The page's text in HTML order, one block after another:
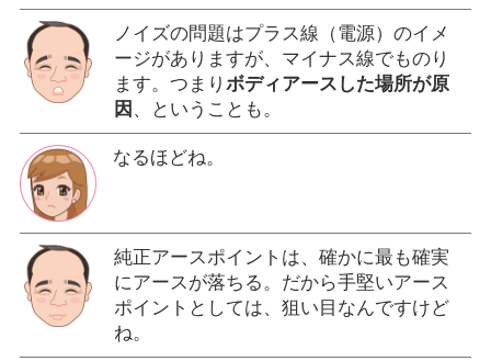
ノイズの問題はプラス線（電源）のイメ
ージがありますが、マイナス線でものり
ます。つまり ボディアースした場所が原
因 、ということも。
なるほどね。
純正アースポイントは、確かに最も確実
にアースが落ちる。だから手堅いアース
ポイントとしては、狙い目なんですけど
ね。